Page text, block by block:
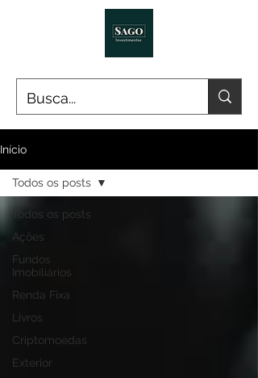
Início
Todos os posts
Ações
Fundos
Imobiliários
Renda Fixa
Livros
Criptomoedas
Exterior
Todos os posts